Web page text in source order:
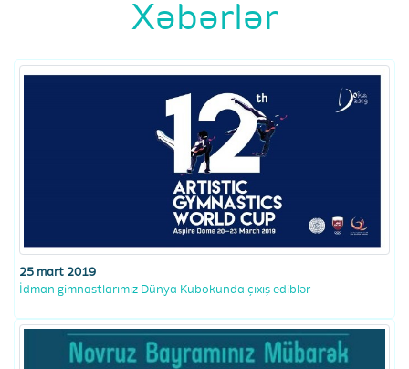
Xəbərlər
25 mart 2019
İdman gimnastlarımız Dünya Kubokunda çıxış ediblər